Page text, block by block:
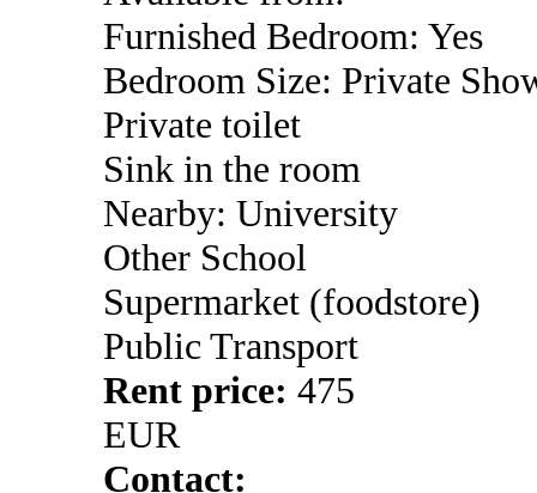
Furnished Bedroom: Yes
Bedroom Size: Private
Private toilet
Sink in the room
Nearby: University
Other School
Supermarket (foodstore)
Public Transport
Rent price: 475
EUR
Contact: